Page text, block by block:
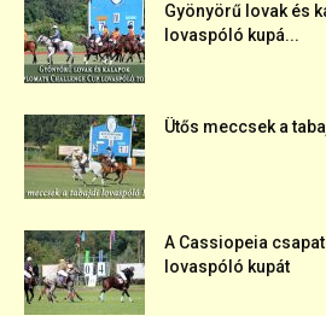
Gyönyörű lovak és
lovaspóló kupá...
Ütős meccsek a
A Cassiopeia
lovaspóló kupát